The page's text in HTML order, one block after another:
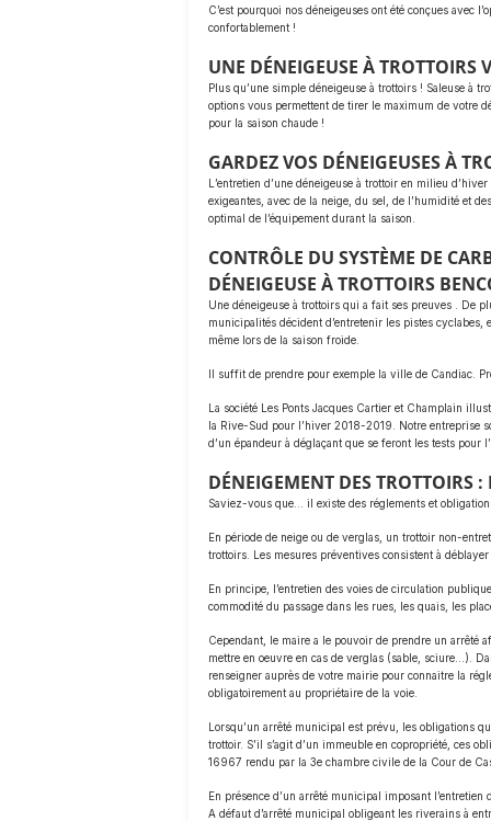
C’est pourquoi nos déneigeuses ont été conçues avec
confortablement !
UNE DÉNEIGEUSE À TROTTOIRS
Plus qu’une simple déneigeuse à trottoirs ! Saleuse à
options vous permettent de tirer le maximum de votre
pour la saison chaude !
GARDEZ VOS DÉNEIGEUSES À
L’entretien d’une déneigeuse à trottoir en milieu
exigeantes, avec de la neige, du sel, de l’humidité et
optimal de l’équipement durant la saison.
CONTRÔLE DU SYSTÈME DE
DÉNEIGEUSE À TROTTOIRS
Une déneigeuse à trottoirs qui a fait ses preuves . De
municipalités décident d’entretenir les pistes
même lors de la saison froide.
Il suffit de prendre pour exemple la ville de Candiac.
La société Les Ponts Jacques Cartier et Champlain
la Rive-Sud pour l’hiver 2018-2019. Notre entreprise
d’un épandeur à déglaçant que se feront les tests pour
DÉNEIGEMENT DES TROTTOIRS
Saviez-vous que… il existe des réglements et
En période de neige ou de verglas, un trottoir non-
trottoirs. Les mesures préventives consistent à
En principe, l’entretien des voies de circulation
commodité du passage dans les rues, les quais, les
Cependant, le maire a le pouvoir de prendre un arrêté
mettre en oeuvre en cas de verglas (sable, sciure…).
renseigner auprès de votre mairie pour connaitre la
obligatoirement au propriétaire de la voie.
Lorsqu’un arrêté municipal est prévu, les obligations
trottoir. S’il s’agit d’un immeuble en copropriété, ces
16967 rendu par la 3e chambre civile de la Cour de
En présence d’un arrêté municipal imposant
A défaut d’arrêté municipal obligeant les riverains à